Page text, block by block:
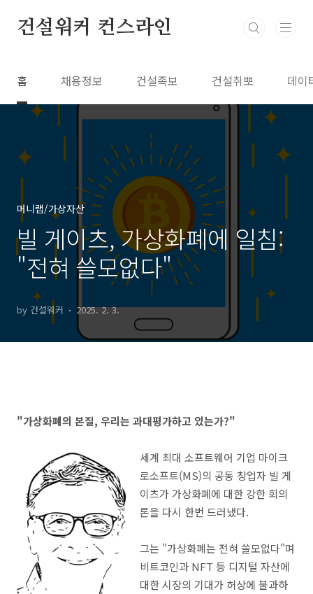
건설워커 컨스라인
홈 채용정보 건설족보 건설취뽀 데이
머니랩/가상자산
빌 게이츠, 가상화폐에 일침:
"전혀 쓸모없다"
by 건설워커 2025. 2. 3.
"가상화폐의 본질, 우리는 과대평가하고 있는가?"
세계 최대 소프트웨어 기업 마이크
로소프트(MS)의 공동 창업자 빌 게
이츠가 가상화폐에 대한 강한 회의
론을 다시 한번 드러냈다.
그는 "가상화폐는 전혀 쓸모없다"며
비트코인과 NFT 등 디지털 자산에
대한 시장의 기대가 허상에 불과하